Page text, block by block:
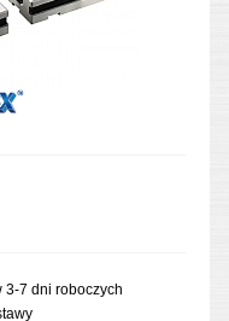
3-7 dni roboczych